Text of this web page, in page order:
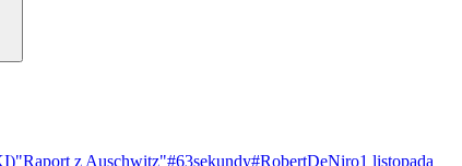
"Raport z Auschwitz"#63sekundy#RobertDeNiro1 listopada